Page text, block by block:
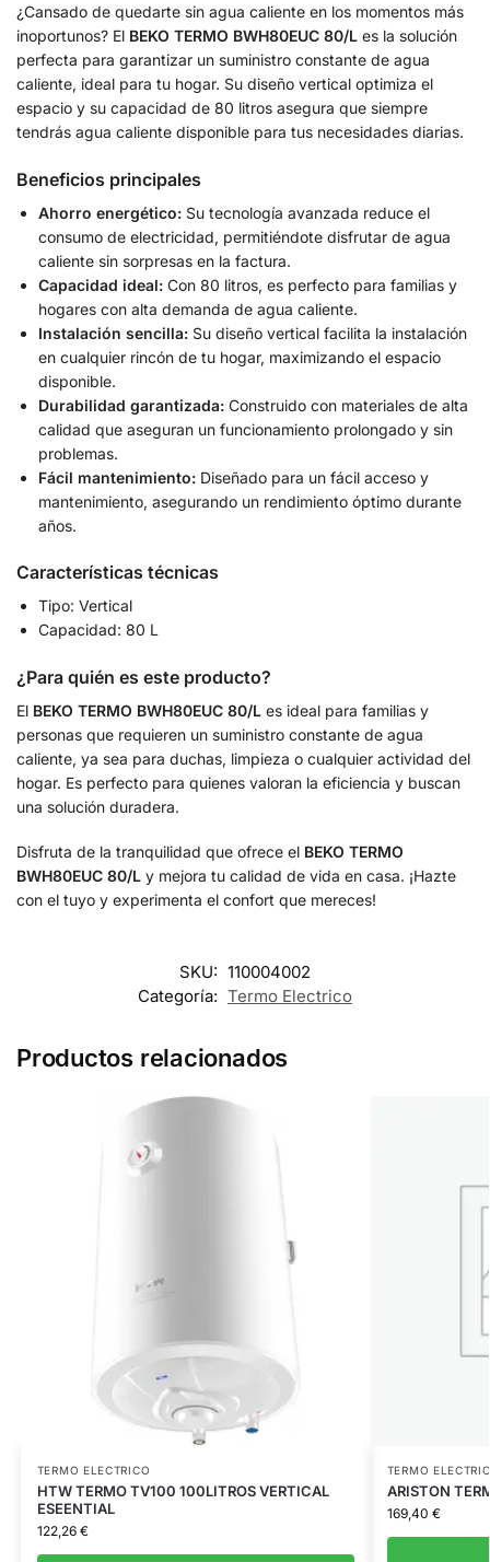
¿Cansado de quedarte sin agua caliente en los momentos más
inoportunos? El BEKO TERMO BWH80EUC 80/L es la solución
perfecta para garantizar un suministro constante de agua
caliente, ideal para tu hogar. Su diseño vertical optimiza el
espacio y su capacidad de 80 litros asegura que siempre
tendrás agua caliente disponible para tus necesidades diarias.
Beneficios principales
Ahorro energético: Su tecnología avanzada reduce el
consumo de electricidad, permitiéndote disfrutar de agua
caliente sin sorpresas en la factura.
Capacidad ideal: Con 80 litros, es perfecto para familias y
hogares con alta demanda de agua caliente.
Instalación sencilla: Su diseño vertical facilita la instalación
en cualquier rincón de tu hogar, maximizando el espacio
disponible.
Durabilidad garantizada: Construido con materiales de alta
calidad que aseguran un funcionamiento prolongado y sin
problemas.
Fácil mantenimiento: Diseñado para un fácil acceso y
mantenimiento, asegurando un rendimiento óptimo durante
años.
Características técnicas
Tipo: Vertical
Capacidad: 80 L
¿Para quién es este producto?
El BEKO TERMO BWH80EUC 80/L es ideal para familias y
personas que requieren un suministro constante de agua
caliente, ya sea para duchas, limpieza o cualquier actividad del
hogar. Es perfecto para quienes valoran la eficiencia y buscan
una solución duradera.
Disfruta de la tranquilidad que ofrece el BEKO TERMO
BWH80EUC 80/L y mejora tu calidad de vida en casa. ¡Hazte
con el tuyo y experimenta el confort que mereces!
SKU: 110004002
Categoría: Termo Electrico
Productos relacionados
TERMO ELECTRICO
HTW TERMO TV100 100LITROS VERTICAL
ESEENTIAL
122,26 €
TERMO
ARISTON
169,40 €